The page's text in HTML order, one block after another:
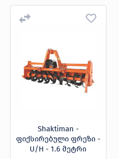
მულჩერი (ჰიდრავლიკური)
პნევმატური სათესი
სასუქის გამფანტველი
ფრეზი (ჰიდრავლიკური)
Shaktiman -
ფიქსირებული ფრეზი -
U/H - 1.6 მეტრი